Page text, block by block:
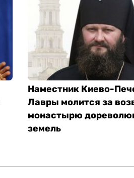
Наместник Киево-
Лавры молится за
монастырю
земель